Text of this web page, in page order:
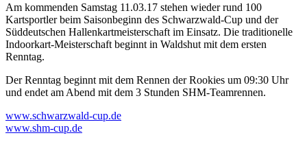
Am kommenden Samstag 11.03.17 stehen wieder rund 100
Kartsportler beim Saisonbeginn des Schwarzwald-Cup und der
Süddeutschen Hallenkartmeisterschaft im Einsatz. Die traditionelle
Indoorkart-Meisterschaft beginnt in Waldshut mit dem ersten
Renntag.
Der Renntag beginnt mit dem Rennen der Rookies um 09:30 Uhr
und endet am Abend mit dem 3 Stunden SHM-Teamrennen.
www.schwarzwald-cup.de
www.shm-cup.de